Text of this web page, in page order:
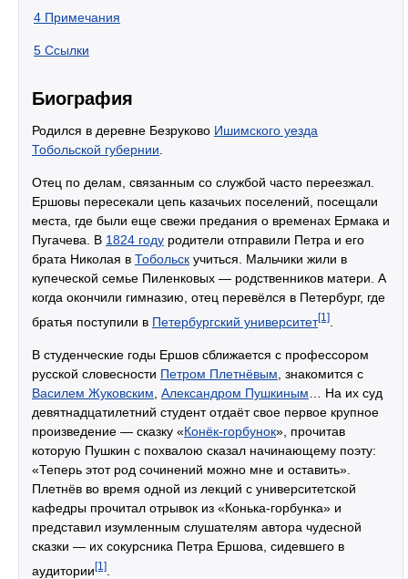
4 Примечания
5 Ссылки
Биография
Родился в деревне Безруково Ишимского уезда
Тобольской губернии
Отец по делам, связанным со службой часто переезжал.
Ершовы пересекали цепь казачьих поселений, посещали
места, где были еще свежи предания о временах Ермака и
Пугачева. В 1824 году родители отправили Петра и его
брата Николая в Тобольск учиться. Мальчики жили в
купеческой семье Пиленковых — родственников матери. А
когда окончили гимназию, отец перевёлся в Петербург, где
братья поступили в Петербургский университет[1]
В студенческие годы Ершов сближается с профессором
русской словесности Петром Плетнёвым , знакомится с
Василем Жуковским Александром Пушкиным … На их суд
девятнадцатилетний студент отдаёт свое первое крупное
произведение — сказку «Конёк-горбунок», прочитав
которую Пушкин с похвалою сказал начинающему поэту:
«Теперь этот род сочинений можно мне и оставить».
Плетнёв во время одной из лекций с университетской
кафедры прочитал отрывок из «Конька-горбунка» и
представил изумленным слушателям автора чудесной
сказки — их сокурсника Петра Ершова, сидевшего в
аудитории[1]